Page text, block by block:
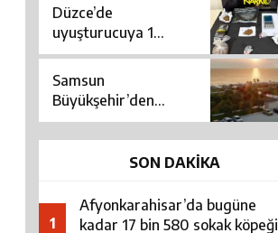
Düzce’de
uyuşturucuya 1
tutuklama
Samsun
Büyükşehir’den
Terme’ye büyük
dokunuş
SON DAKİKA
1
Afyonkarahisar’da bugüne
kadar 17 bin 580 sokak köpeği